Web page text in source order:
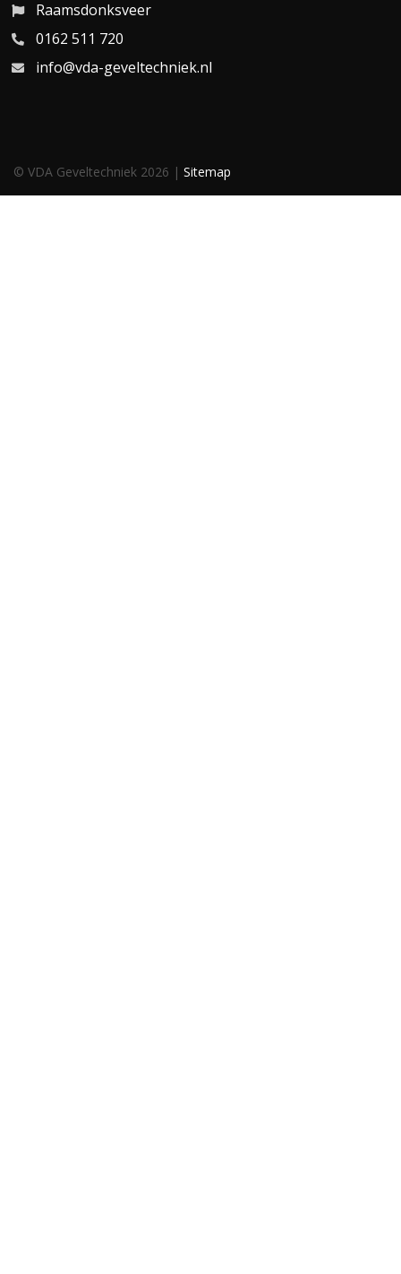
Raamsdonksveer
0162 511 720
info@vda-geveltechniek.nl
© VDA Geveltechniek 2026 | Sitemap